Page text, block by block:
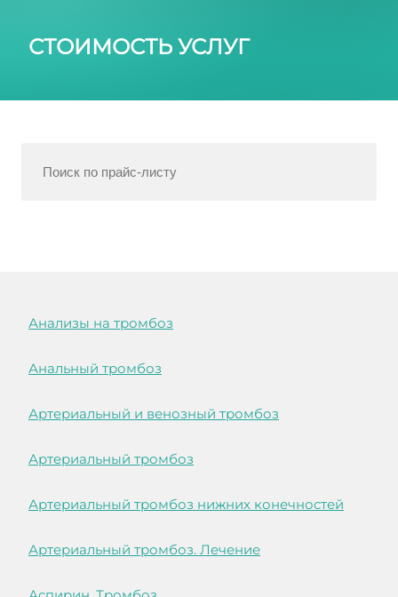
СТОИМОСТЬ УСЛУГ
Анализы на тромбоз
Анальный тромбоз
Артериальный и венозный тромбоз
Артериальный тромбоз
Артериальный тромбоз нижних конечностей
Артериальный тромбоз. Лечение